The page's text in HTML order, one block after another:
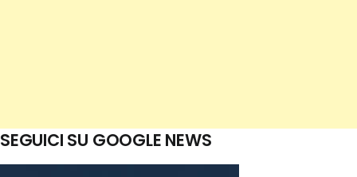
SEGUICI SU GOOGLE NEWS